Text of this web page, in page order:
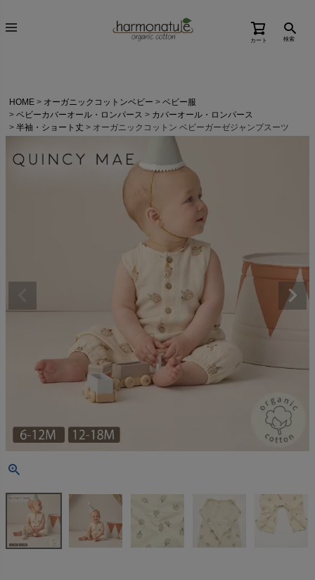
カート 検索
HOME オーガニックコットンベビー
ベビー服
ベビーカバーオール・ロンパース
カバーオール・ロンパース
半袖・ショート丈
オーガニックコットン ベビーガーゼジャンプスーツ